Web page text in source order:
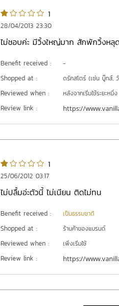
1
28/04/2013 23:30
ไม่ชอบค่ะ มีวิ้งใหญ่มาก สักพักวิ้งหลุ
Benefit received : -
Shopped at : ดรักสโตร์ (เช่น บู๊ทส์,
Reviewed when : หลังจากเริ่มใช้ระยะหนึ่ง
Review link : https://
1
25/06/2012 03:17
ไม่ปลื้มอ่ะตัวนี้ ไม่เนียน ติดไม่ทน
Benefit received : เป็นธรรมชาติ
Shopped at : ร้านค้าของแบรนด์
Reviewed when : เพิ่งเริ่มใช้
Review link : https://